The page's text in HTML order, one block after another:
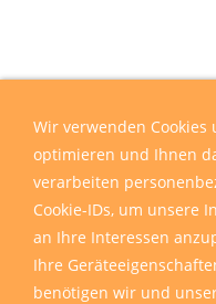
Wir verwenden Cookies
optimieren und Ihnen
verarbeiten
Cookie-IDs, um unsere
an Ihre Interessen
Ihre
benötigen wir und